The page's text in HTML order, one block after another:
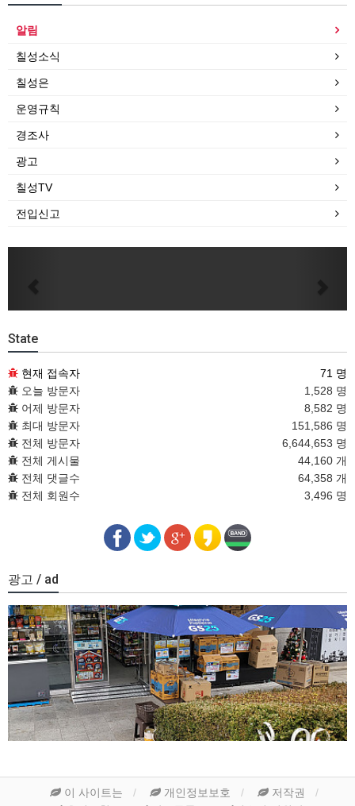
알림
칠성소식
칠성은
운영규칙
경조사
광고
칠성TV
전입신고
State
현재 접속자
71 명
오늘 방문자
1,528 명
어제 방문자
8,582 명
최대 방문자
151,586 명
전체 방문자
6,644,653 명
전체 게시물
44,160 개
전체 댓글수
64,358 개
전체 회원수
3,496 명
광고 / ad
이 사이트는 개인정보보호
저작권